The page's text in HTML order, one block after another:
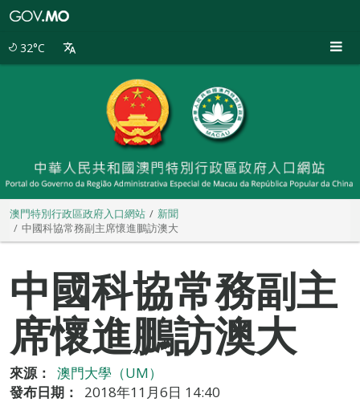
32°C
澳門特別行政區政府入口網站
新聞
中國科協常務副主席懷進鵬訪澳大
中國科協常務副主
席懷進鵬訪澳大
來源：
澳門大學（UM）
發布日期：
2018年11月6日 14:40